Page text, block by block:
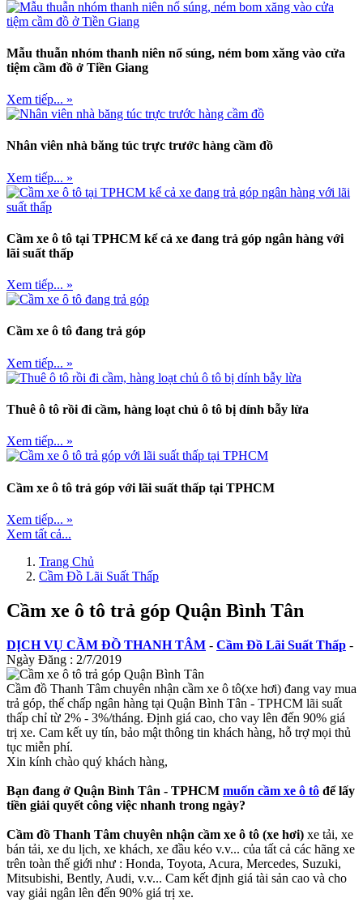
Mẫu thuẫn nhóm thanh niên nổ súng, ném bom xăng vào cửa
tiệm cầm đồ ở Tiền Giang
Xem tiếp... »
Nhân viên nhà băng túc trực trước hàng cầm đồ
Xem tiếp... »
Cầm xe ô tô tại TPHCM kể cả xe đang trả góp ngân hàng với
lãi suất thấp
Xem tiếp... »
Cầm xe ô tô đang trả góp
Xem tiếp... »
Thuê ô tô rồi đi cầm, hàng loạt chủ ô tô bị dính bẫy lừa
Xem tiếp... »
Cầm xe ô tô trả góp với lãi suất thấp tại TPHCM
Xem tiếp... »
Xem tất cả...
Trang Chủ
Cầm Đồ Lãi Suất Thấp
Cầm xe ô tô trả góp Quận Bình Tân
DỊCH VỤ CẦM ĐỒ THANH TÂM - Cầm Đồ Lãi Suất Thấp -
Ngày Đăng : 2/7/2019
Cầm đồ Thanh Tâm chuyên nhận cầm xe ô tô(xe hơi) đang vay mua
trả góp, thế chấp ngân hàng tại Quận Bình Tân - TPHCM lãi suất
thấp chỉ từ 2% - 3%/tháng. Định giá cao, cho vay lên đến 90% giá
trị xe. Cam kết uy tín, bảo mật thông tin khách hàng, hỗ trợ mọi thủ
tục miễn phí.
Xin kính chào quý khách hàng,
Bạn đang ở Quận Bình Tân - TPHCM muốn cầm xe ô tô để lấy
tiền giải quyết công việc nhanh trong ngày?
Cầm đồ Thanh Tâm chuyên nhận cầm xe ô tô (xe hơi) xe tải, xe
bán tải, xe du lịch, xe khách, xe đầu kéo v.v... của tất cả các hãng xe
trên toàn thế giới như : Honda, Toyota, Acura, Mercedes, Suzuki,
Mitsubishi, Bently, Audi, v.v... Cam kết định giá tài sản cao và cho
vay giải ngân lên đến 90% giá trị xe.